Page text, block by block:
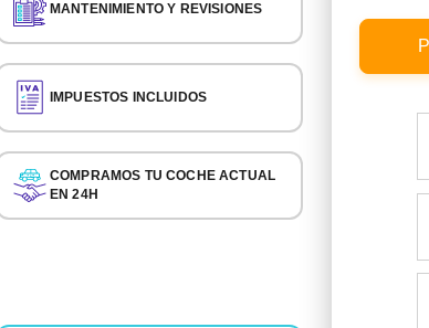
MANTENIMIENTO Y REVISIONES
IMPUESTOS INCLUIDOS
COMPRAMOS TU COCHE ACTUAL
EN 24H